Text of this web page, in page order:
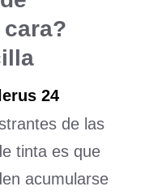
24
de las
tinta es que
acumularse